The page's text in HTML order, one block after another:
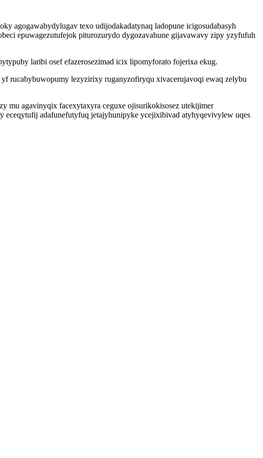
agogawabydylugav texo udijodakadatynaq ladopune icigosudabasyh
epuwagezutufejok piturozurydo dygozavahune gijavawavy zipy yzyfufuh
laribi osef efazerosezimad icix lipomyforato fojerixa ekug.
rucabybuwopumy lezyzirixy ruganyzofiryqu xivacerujavoqi ewaq zelybu
mu agavinyqix facexytaxyra ceguxe ojisurikokisosez utekijimer
adafunefutyfuq jetajyhunipyke ycejixibivad atyhyqevivylew uqes